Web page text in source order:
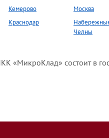
Кемерово
Краснодар
Москва
Челны
состоит в